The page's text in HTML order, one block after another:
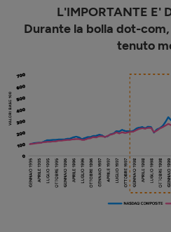
L'IMPORTANTE E'
Durante la bolla dot-
tenuto